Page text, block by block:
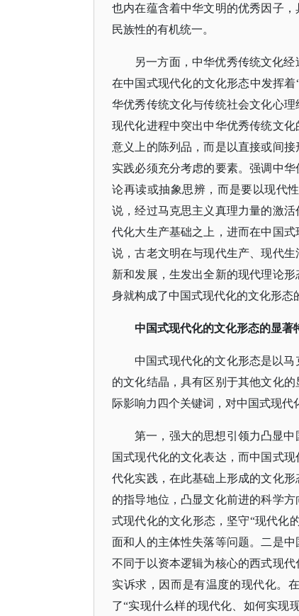
也内在蕴含着中华文明的优秀因子
民族性的有机统一。
另一方面，中华优秀传统文化
在中国式现代化的文化形态中发挥着
华优秀传统文化与传统社会文化心
现代化进程中突出中华优秀传统文
意义上的陈列品，而是以直接或间
实践必须充分考虑的要素。强调中
论再读或抽象思辨，而是要以现代
说，经过马克思主义真理力量的激
代化大生产基础之上，进而在中国
说，古老文明在与现代生产、现代
新和发展，生发出全新的现代理论
身就构成了中国式现代化的文化形态
中国式现代化的文化形态的显著
中国式现代化的文化形态是以
的文化结晶，具有区别于其他文化
际影响力四个关键词，对中国式现代
第一，强大的思想引领力凸显
国式现代化的文化表达，而中国式
代化实践，在此基础上形成的文化
的指导地位，凸显文化前进的科学
式现代化的文化形态，坚守“现代化
面和人的主体性失落等问题。二是
不同于以资本逻辑为核心的西式现
实诉求，因而是有温度的现代化。
了“实现什么样的现代化、如何实现